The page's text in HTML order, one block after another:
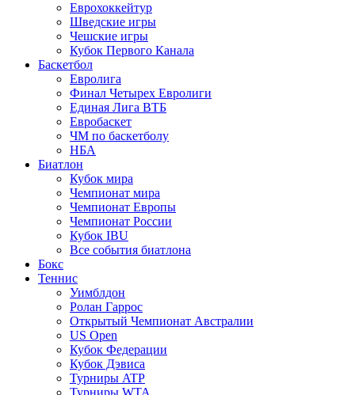
Еврохоккейтур
Шведские игры
Чешские игры
Кубок Первого Канала
Баскетбол
Евролига
Финал Четырех Евролиги
Единая Лига ВТБ
Евробаскет
ЧМ по баскетболу
НБА
Биатлон
Кубок мира
Чемпионат мира
Чемпионат Европы
Чемпионат России
Кубок IBU
Все события биатлона
Бокс
Теннис
Уимблдон
Ролан Гаррос
Открытый Чемпионат Австралии
US Open
Кубок Федерации
Кубок Дэвиса
Турниры ATP
Турниры WTA